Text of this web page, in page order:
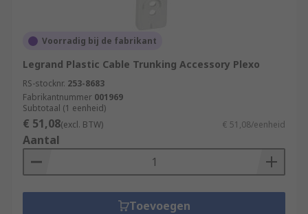
Voorradig bij de fabrikant
Legrand Plastic Cable Trunking Accessory Plexo
RS-stocknr. 253-8683
Fabrikantnummer 001969
Subtotaal (1 eenheid)
€ 51,08(excl. BTW) € 51,08/eenheid
Aantal
Toevoegen